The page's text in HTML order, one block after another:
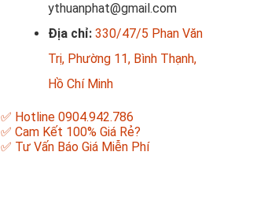
ythuanphat@gmail.com
Địa chỉ: 330/47/5 Phan Văn
Trị, Phường 11, Bình Thạnh,
Hồ Chí Minh
✅ Hotline 0904.942.786
✅ Cam Kết 100% Giá Rẻ?
✅ Tư Vấn Báo Giá Miễn Phí